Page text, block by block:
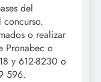
del
o realizar
Pronabec o
y 612-8230 o
596.